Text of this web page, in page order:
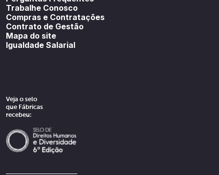
Trabalhe Conosco
Compras e Contratações
Contrato de Gestão
Mapa do site
Igualdade Salarial
Veja o selo
que Fábricas
recebeu: